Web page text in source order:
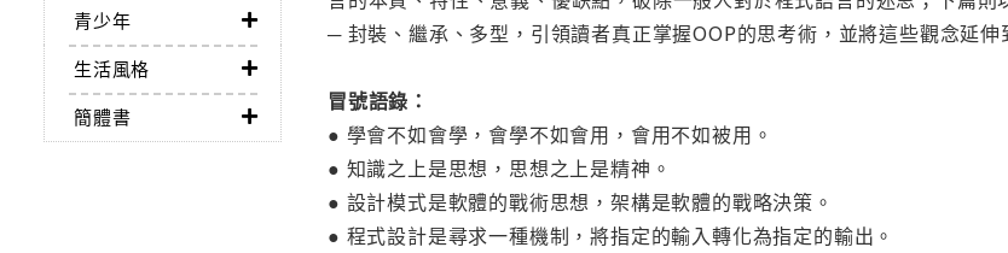
青少年
生活風格
簡體書
─ 封裝、繼承、多型，引領讀者真正掌握OOP的思考術，並將這些觀念延伸
冒號語錄：
● 學會不如會學，會學不如會用，會用不如被用。
● 知識之上是思想，思想之上是精神。
● 設計模式是軟體的戰術思想，架構是軟體的戰略決策。
● 程式設計是尋求一種機制，將指定的輸入轉化為指定的輸出。